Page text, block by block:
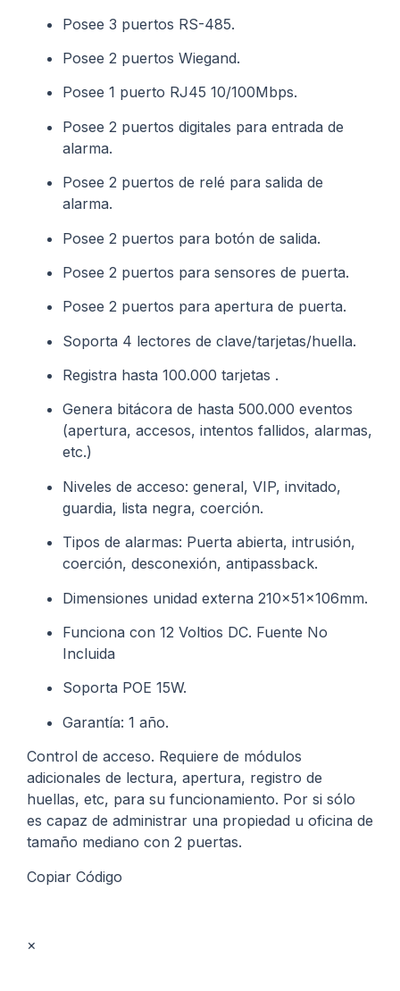
Posee 3 puertos RS-485.
Posee 2 puertos Wiegand.
Posee 1 puerto RJ45 10/100Mbps.
Posee 2 puertos digitales para entrada de
alarma.
Posee 2 puertos de relé para salida de
alarma.
Posee 2 puertos para botón de salida.
Posee 2 puertos para sensores de puerta.
Posee 2 puertos para apertura de puerta.
Soporta 4 lectores de clave/tarjetas/huella.
Registra hasta 100.000 tarjetas .
Genera bitácora de hasta 500.000 eventos
(apertura, accesos, intentos fallidos, alarmas,
etc.)
Niveles de acceso: general, VIP, invitado,
guardia, lista negra, coerción.
Tipos de alarmas: Puerta abierta, intrusión,
coerción, desconexión, antipassback.
Dimensiones unidad externa 210x51x106mm.
Funciona con 12 Voltios DC. Fuente No
Incluida
Soporta POE 15W.
Garantía: 1 año.
Control de acceso. Requiere de módulos
adicionales de lectura, apertura, registro de
huellas, etc, para su funcionamiento. Por si sólo
es capaz de administrar una propiedad u oficina de
tamaño mediano con 2 puertas.
Copiar Código
×